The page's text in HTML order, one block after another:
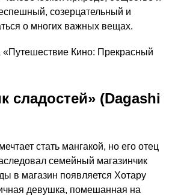
созерцательный и
о многих важных вещах.
сладостей» (Dagashi
стать мангакой, но его отец
семейный магазинчик
в магазин появляется Хотару
девушка, помешанная на